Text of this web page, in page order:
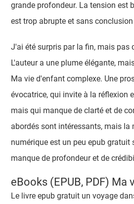
grande profondeur. La tension est
est trop abrupte et sans conclusion
J'ai été surpris par la fin, mais pas
L'auteur a une plume élégante,
Ma vie d'enfant complexe. Une
évocatrice, qui invite à la réflexion
mais qui manque de clarté et de
abordés sont intéressants, mais la
numérique est un peu epub gratuit
manque de profondeur et de
eBooks (EPUB, PDF) Ma
Le livre epub gratuit un voyage